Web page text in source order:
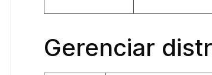
Gerenciar